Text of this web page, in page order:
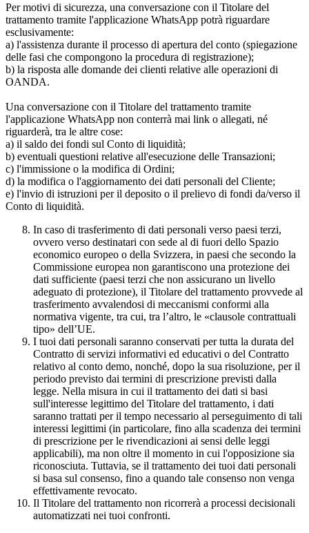
Per motivi di sicurezza, una conversazione con il Titolare del
trattamento tramite l'applicazione WhatsApp potrà riguardare
esclusivamente:
a) l'assistenza durante il processo di apertura del conto (spiegazione
delle fasi che compongono la procedura di registrazione);
b) la risposta alle domande dei clienti relative alle operazioni di
OANDA.
Una conversazione con il Titolare del trattamento tramite
l'applicazione WhatsApp non conterrà mai link o allegati, né
riguarderà, tra le altre cose:
a) il saldo dei fondi sul Conto di liquidità;
b) eventuali questioni relative all'esecuzione delle Transazioni;
c) l'immissione o la modifica di Ordini;
d) la modifica o l'aggiornamento dei dati personali del Cliente;
e) l'invio di istruzioni per il deposito o il prelievo di fondi da/verso il
Conto di liquidità.
In caso di trasferimento di dati personali verso paesi terzi,
ovvero verso destinatari con sede al di fuori dello Spazio
economico europeo o della Svizzera, in paesi che secondo la
Commissione europea non garantiscono una protezione dei
dati sufficiente (paesi terzi che non assicurano un livello
adeguato di protezione), il Titolare del trattamento provvede al
trasferimento avvalendosi di meccanismi conformi alla
normativa vigente, tra cui, tra l’altro, le «clausole contrattuali
tipo» dell’UE.
I tuoi dati personali saranno conservati per tutta la durata del
Contratto di servizi informativi ed educativi o del Contratto
relativo al conto demo, nonché, dopo la sua risoluzione, per il
periodo previsto dai termini di prescrizione previsti dalla
legge. Nella misura in cui il trattamento dei dati si basi
sull'interesse legittimo del Titolare del trattamento, i dati
saranno trattati per il tempo necessario al perseguimento di tali
interessi legittimi (in particolare, fino alla scadenza dei termini
di prescrizione per le rivendicazioni ai sensi delle leggi
applicabili), ma non oltre il momento in cui l'opposizione sia
riconosciuta. Tuttavia, se il trattamento dei tuoi dati personali
si basa sul consenso, fino a quando tale consenso non venga
effettivamente revocato.
Il Titolare del trattamento non ricorrerà a processi decisionali
automatizzati nei tuoi confronti.